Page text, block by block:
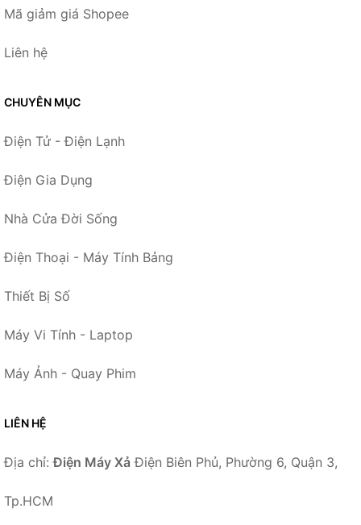
Mã giảm giá Shopee
Liên hệ
CHUYÊN MỤC
Điện Tử - Điện Lạnh
Điện Gia Dụng
Nhà Cửa Đời Sống
Điện Thoại - Máy Tính Bảng
Thiết Bị Số
Máy Vi Tính - Laptop
Máy Ảnh - Quay Phim
LIÊN HỆ
Địa chỉ:Điện Máy Xả Điện Biên Phủ, Phường 6, Quận 3,
Tp.HCM